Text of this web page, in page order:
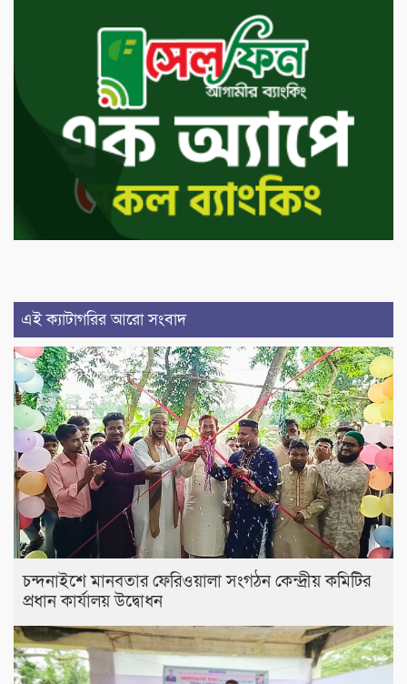
এই ক্যাটাগরির আরো সংবাদ
চন্দনাইশে মানবতার ফেরিওয়ালা সংগঠন কেন্দ্রীয় কমিটির
প্রধান কার্যালয় উদ্বোধন